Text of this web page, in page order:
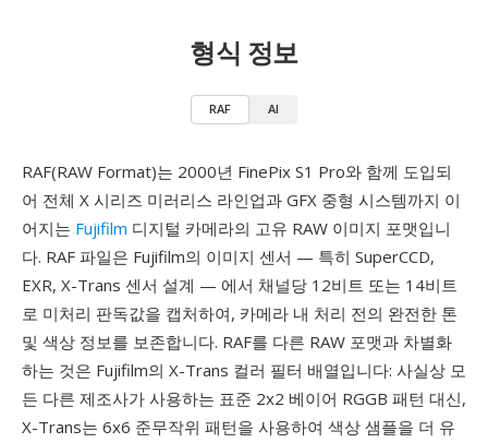
형식 정보
RAF AI
RAF(RAW Format)는 2000년 FinePix S1 Pro와 함께 도입되
어 전체 X 시리즈 미러리스 라인업과 GFX 중형 시스템까지 이
어지는 Fujifilm 디지털 카메라의 고유 RAW 이미지 포맷입니
다. RAF 파일은 Fujifilm의 이미지 센서 — 특히 SuperCCD,
EXR, X-Trans 센서 설계 — 에서 채널당 12비트 또는 14비트
로 미처리 판독값을 캡처하여, 카메라 내 처리 전의 완전한 톤
및 색상 정보를 보존합니다. RAF를 다른 RAW 포맷과 차별화
하는 것은 Fujifilm의 X-Trans 컬러 필터 배열입니다: 사실상 모
든 다른 제조사가 사용하는 표준 2x2 베이어 RGGB 패턴 대신,
X-Trans는 6x6 준무작위 패턴을 사용하여 색상 샘플을 더 유